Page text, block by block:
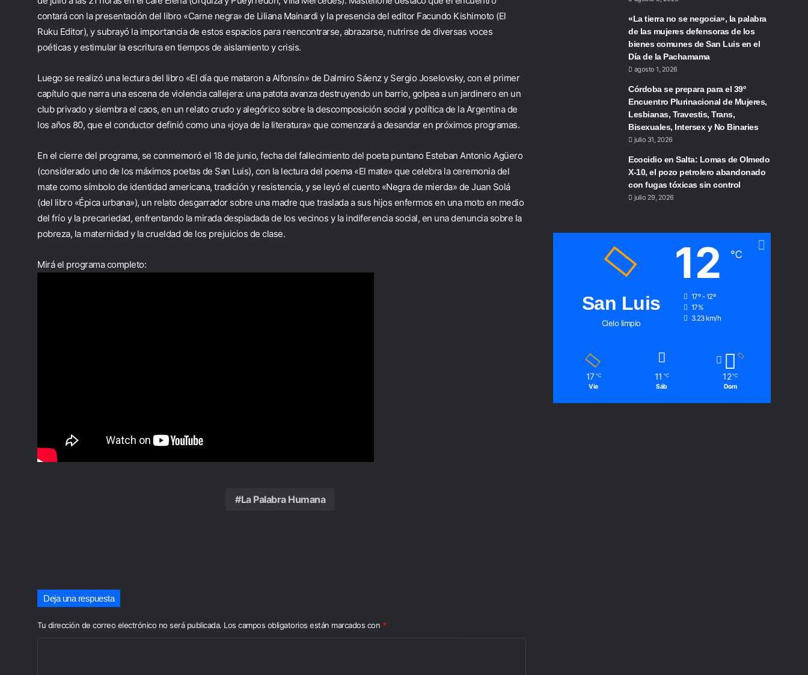
contará con la presentación del libro «Carne negra» de Liliana Mainardi y la presencia del editor Facundo Kishimoto (El
Ruku Editor), y subrayó la importancia de estos espacios para reencontrarse, abrazarse, nutrirse de diversas voces
poéticas y estimular la escritura en tiempos de aislamiento y crisis.
Luego se realizó una lectura del libro «El día que mataron a Alfonsín» de Dalmiro Sáenz y Sergio Joselovsky, con el primer
capítulo que narra una escena de violencia callejera: una patota avanza destruyendo un barrio, golpea a un jardinero en un
club privado y siembra el caos, en un relato crudo y alegórico sobre la descomposición social y política de la Argentina de
los años 80, que el conductor definió como una «joya de la literatura» que comenzará a desandar en próximos programas.
En el cierre del programa, se conmemoró el 18 de junio, fecha del fallecimiento del poeta puntano Esteban Antonio Agüero
(considerado uno de los máximos poetas de San Luis), con la lectura del poema «El mate» que celebra la ceremonia del
mate como símbolo de identidad americana, tradición y resistencia, y se leyó el cuento «Negra de mierda» de Juan Solá
(del libro «Épica urbana»), un relato desgarrador sobre una madre que traslada a sus hijos enfermos en una moto en medio
del frío y la precariedad, enfrentando la mirada despiadada de los vecinos y la indiferencia social, en una denuncia sobre la
pobreza, la maternidad y la crueldad de los prejuicios de clase.
Mirá el programa completo:
La Palabra Humana
Deja una respuesta
Tu dirección de correo electrónico no será publicada. Los campos obligatorios están marcados con *
«La tierra no se negocia», la palabra
de las mujeres defensoras de los
bienes comunes de San Luis en el
Día de la Pachamama
agosto 1, 2026
Córdoba se prepara para el 39º
Encuentro Plurinacional de Mujeres,
Lesbianas, Travestis, Trans,
Bisexuales, Intersex y No Binaries
julio 31, 2026
Ecocidio en Salta: Lomas de Olmedo
X-10, el pozo petrolero abandonado
con fugas tóxicas sin control
julio 29, 2026
San Luis
Cielo limpio
12 ℃
17º - 12º
17%
3.23 km/h
17 ℃
Vie
11 ℃
Sáb
12 ℃
Dom